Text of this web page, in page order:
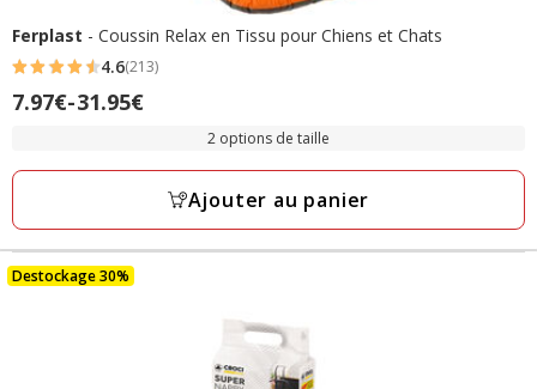
Ferplast - Coussin Relax en Tissu pour Chiens et Chats
4.6
étoiles
213
4.6(213)
Prix
à
31.95€
7.97€-31.95€
2 options de taille
Ajouter au panier
Destockage 30%